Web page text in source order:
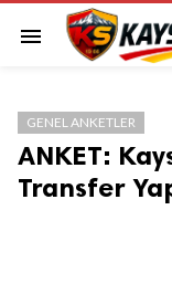
menu
GENEL ANKETLER
ANKET:
Transfer